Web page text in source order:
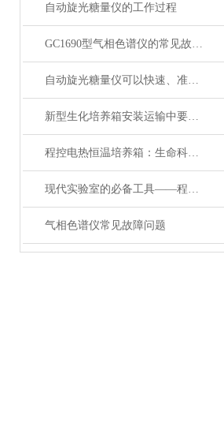
自动旋光糖量仪的工作过程
GC1690型气相色谱仪的常见故障与处理方法
自动旋光糖量仪可以快速、准确地测定出糖分的含量
新型生化培养箱安装运输中要注意什么呢？
程控电热恒温培养箱：生命科学与研究的“智能孵化管家”
现代实验室的必备工具——程控电热恒温培养箱
气相色谱仪常见故障问题